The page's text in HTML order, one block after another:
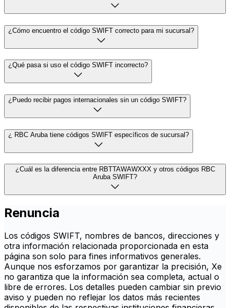
¿Cómo encuentro el código SWIFT correcto para mi sucursal?
¿Qué pasa si uso el código SWIFT incorrecto?
¿Puedo recibir pagos internacionales sin un código SWIFT?
¿ RBC Aruba tiene códigos SWIFT específicos de sucursal?
¿Cuál es la diferencia entre RBTTAWAWXXX y otros códigos RBC
Aruba SWIFT?
Renuncia
Los códigos SWIFT, nombres de bancos, direcciones y
otra información relacionada proporcionada en esta
página son solo para fines informativos generales.
Aunque nos esforzamos por garantizar la precisión, Xe
no garantiza que la información sea completa, actual o
libre de errores. Los detalles pueden cambiar sin previo
aviso y pueden no reflejar los datos más recientes